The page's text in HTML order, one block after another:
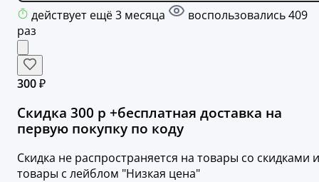
действует ещё 3 месяца
воспользовались 409
раз
300 ₽
Скидка 300 р +бесплатная доставка на
первую покупку по коду
Скидка не распространяется на товары со скидками и
товары с лейблом "Низкая цена"